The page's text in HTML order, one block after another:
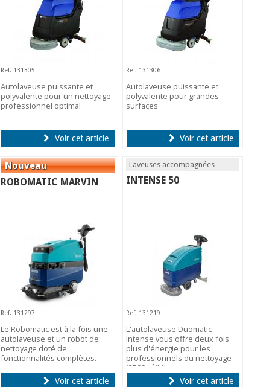
Ref. 131305
Autolaveuse puissante et
polyvalente pour un nettoyage
professionnel optimal
Voir cet article
Ref. 131306
Autolaveuse puissante et
polyvalente pour grandes
surfaces
Voir cet article
ROBOMATIC MARVIN
Ref. 131297
Le Robomatic est à la fois une
autolaveuse et un robot de
nettoyage doté de
fonctionnalités complètes.
Voir cet article
Laveuses accompagnées
INTENSE 50
Ref. 131219
L'autolaveuse Duomatic
Intense vous offre deux fois
plus d'énergie pour les
professionnels du nettoyage
(2500m²/h)!
Voir cet article